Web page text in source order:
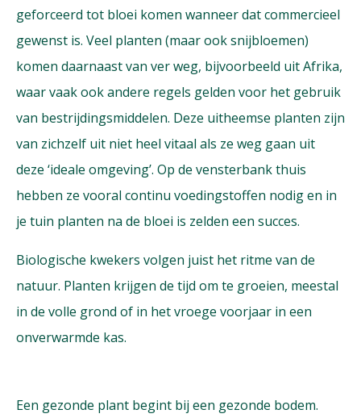
geforceerd tot bloei komen wanneer dat commercieel
gewenst is. Veel planten (maar ook snijbloemen)
komen daarnaast van ver weg, bijvoorbeeld uit Afrika,
waar vaak ook andere regels gelden voor het gebruik
van bestrijdingsmiddelen. Deze uitheemse planten zijn
van zichzelf uit niet heel vitaal als ze weg gaan uit
deze ‘ideale omgeving’. Op de vensterbank thuis
hebben ze vooral continu voedingstoffen nodig en in
je tuin planten na de bloei is zelden een succes.
Biologische kwekers volgen juist het ritme van de
natuur. Planten krijgen de tijd om te groeien, meestal
in de volle grond of in het vroege voorjaar in een
onverwarmde kas.
Een gezonde plant begint bij een gezonde bodem.